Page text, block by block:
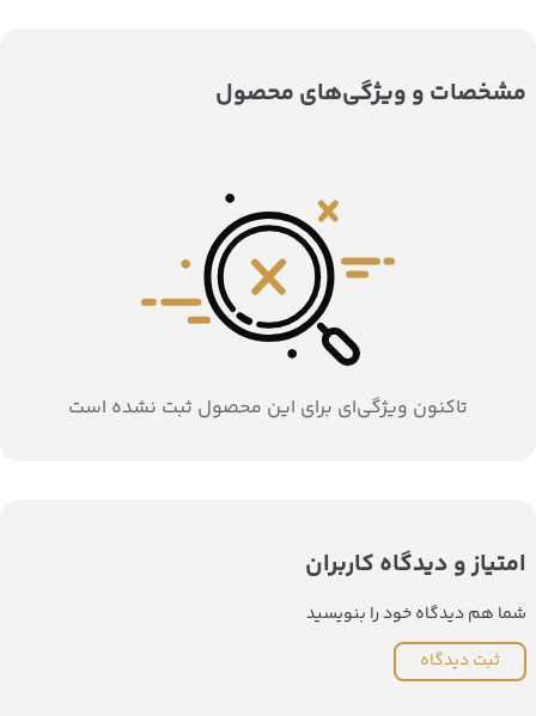
مشخصات و ویژگی‌های محصول
تاکنون ویژگی‌ای برای این محصول ثبت نشده است
امتیاز و دیدگاه کاربران
شما هم دیدگاه خود را بنویسید
ثبت دیدگاه